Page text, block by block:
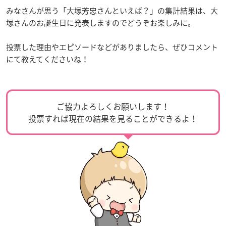
みなさんが思う「大塚芳忠さんといえば？」の集計結果は、大
塚さんのお誕生日に発表しますのでどうぞお楽しみに。
投票した理由やエピソードなどがありましたら、ぜひコメント
にて教えてくださいね！
ご協力よろしくお願いします！
投票すれば現在の結果を見ることができるよ！